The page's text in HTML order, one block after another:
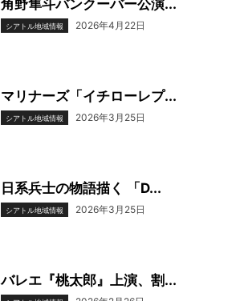
角野隼斗バンクーバー公演...
シアトル地域情報 2026年4月22日
マリナーズ「イチローレプ...
シアトル地域情報 2026年3月25日
日系兵士の物語描く 「D...
シアトル地域情報 2026年3月25日
バレエ『桃太郎』上演、割...